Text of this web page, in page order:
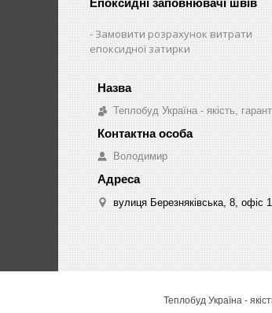
Епоксидні заповнювачі швів
Замовити розрахунок витрати
епоксидної затирки
Теплобуд Україна - якість,
Володимир
вулиця Березняківська, 8, офіс